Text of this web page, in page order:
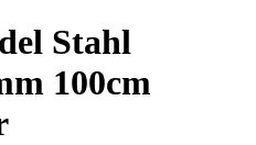
Stahl
100cm